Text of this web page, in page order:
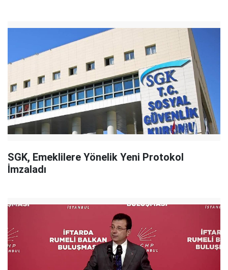
SGK, Emeklilere Yönelik Yeni Protokol
İmzaladı